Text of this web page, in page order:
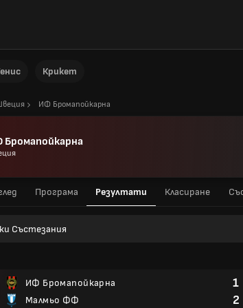
Крикет
ИФ Бромапойкарна
Бромапойкарна
Програма Резултати Класиране
Състезания
ИФ Бромапойкарна
Малмьо ФФ
1
2